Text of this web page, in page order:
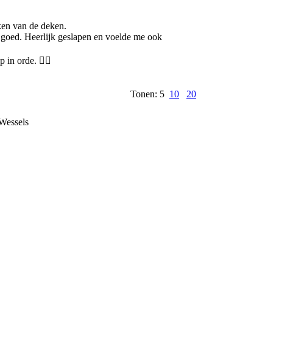
van de deken.
Heerlijk geslapen en voelde me ook
orde. 👍🏻
Tonen: 5 10 20